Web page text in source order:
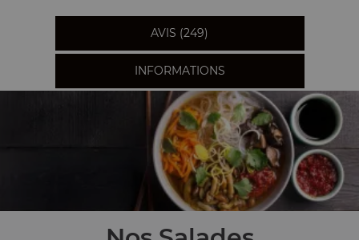
AVIS (249)
INFORMATIONS